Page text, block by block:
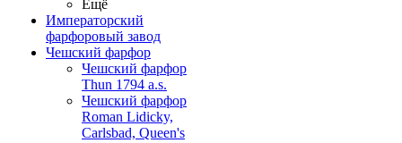
Ещё
Императорский
фарфоровый завод
Чешский фарфор
Чешский фарфор
Thun 1794 a.s.
Чешский фарфор
Roman Lidicky,
Carlsbad, Queen's